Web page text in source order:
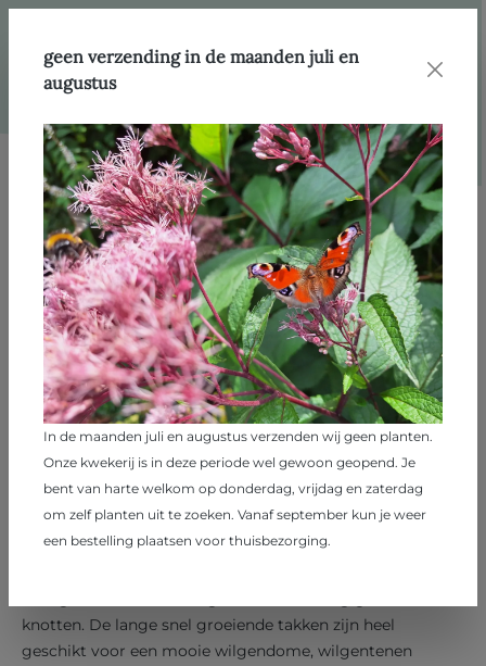
Afbeeldingengalerij overslaan
Salix alba ssp vitellina
knotten. De lange snel groeiende takken zijn heel
geschikt voor een mooie wilgendome, wilgentenen
geen verzending in de maanden juli en
augustus
In de maanden juli en augustus verzenden wij geen planten.
Onze kwekerij is in deze periode wel gewoon geopend. Je
bent van harte welkom op donderdag, vrijdag en zaterdag
om zelf planten uit te zoeken. Vanaf september kun je weer
een bestelling plaatsen voor thuisbezorging.